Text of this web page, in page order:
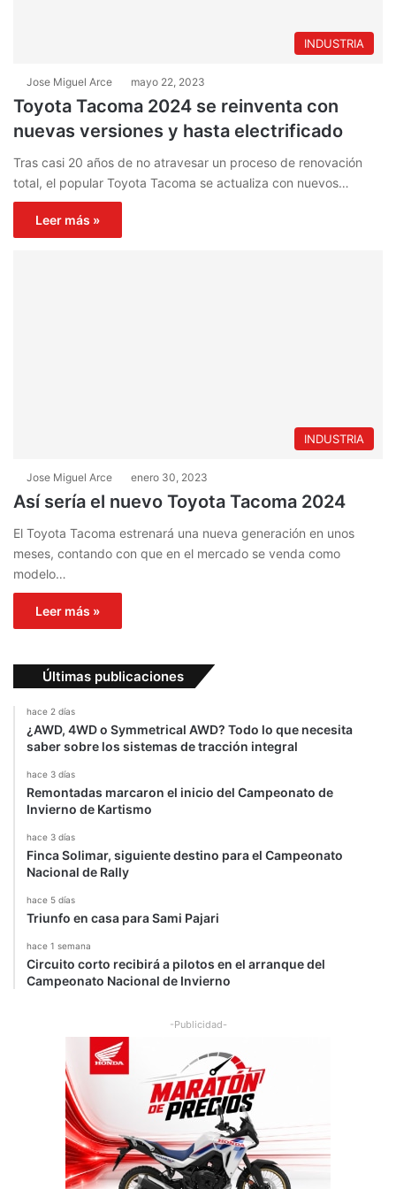
INDUSTRIA
Jose Miguel Arce mayo 22, 2023
Toyota Tacoma 2024 se reinventa con
nuevas versiones y hasta electrificado
Tras casi 20 años de no atravesar un proceso de renovación
total, el popular Toyota Tacoma se actualiza con nuevos…
Leer más »
INDUSTRIA
Jose Miguel Arce enero 30, 2023
Así sería el nuevo Toyota Tacoma 2024
El Toyota Tacoma estrenará una nueva generación en unos
meses, contando con que en el mercado se venda como
modelo…
Leer más »
Últimas publicaciones
hace 2 días
¿AWD, 4WD o Symmetrical AWD? Todo lo que necesita
saber sobre los sistemas de tracción integral
hace 3 días
Remontadas marcaron el inicio del Campeonato de
Invierno de Kartismo
hace 3 días
Finca Solimar, siguiente destino para el Campeonato
Nacional de Rally
hace 5 días
Triunfo en casa para Sami Pajari
hace 1 semana
Circuito corto recibirá a pilotos en el arranque del
Campeonato Nacional de Invierno
-Publicidad-